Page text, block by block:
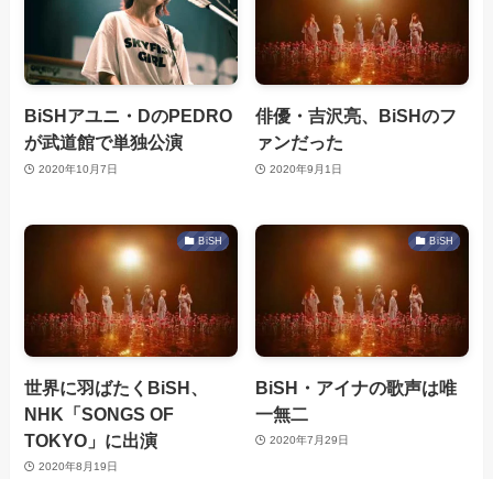
BiSHアユニ・DのPEDRO
が武道館で単独公演
2020年10月7日
俳優・吉沢亮、BiSHのフ
ァンだった
2020年9月1日
BiSH
世界に羽ばたくBiSH、
NHK「SONGS OF
TOKYO」に出演
2020年8月19日
BiSH
BiSH・アイナの歌声は唯
一無二
2020年7月29日